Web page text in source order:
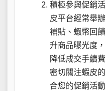
積極參與促銷
皮平台經常舉
補貼、蝦幣回
升商品曝光度
降低成交手續
密切關注蝦皮
合您的促銷活動